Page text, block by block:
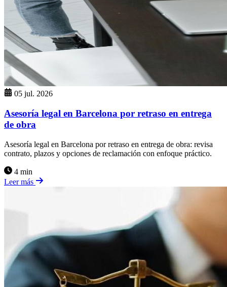
05 jul. 2026
Asesoría legal en Barcelona por retraso en entrega
de obra
Asesoría legal en Barcelona por retraso en entrega de obra: revisa
contrato, plazos y opciones de reclamación con enfoque práctico.
4 min
Leer más